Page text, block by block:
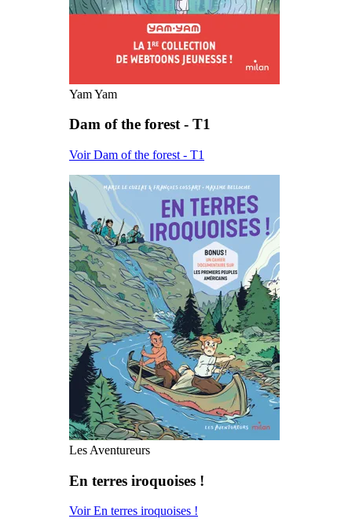
Yam Yam
Dam of the forest - T1
Voir Dam of the forest - T1
Les Aventureurs
En terres iroquoises !
Voir En terres iroquoises !